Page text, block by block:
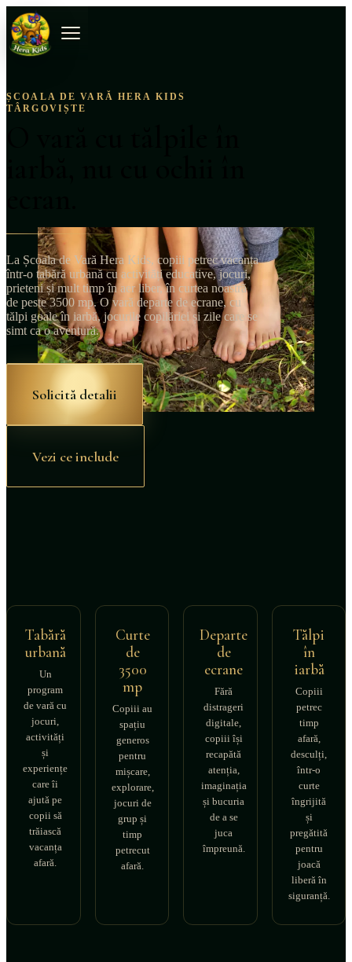
ȘCOALA DE VARĂ HERA KIDS
TÂRGOVIȘTE
La Școala de Vară Hera Kids, copiii trăiesc vacanța afară, cu
La Școala de Vară Hera Kids, copiii petrec vacanța
într-o tabără urbană cu activități educative, jocuri,
prieteni și mult timp în aer liber, în curtea noastră
de peste 3500 mp. O vară departe de ecrane, cu
tălpi goale în iarbă, jocurile copilăriei și zile care se
simt ca o aventură.
Solicită detalii
Vezi ce include
Tabără
urbană
Un
program
de vară cu
jocuri,
activități
și
experiențe
care îi
ajută pe
copii să
trăiască
vacanța
afară.
Curte
de
3500
mp
Copiii au
spațiu
generos
pentru
mișcare,
explorare,
jocuri de
grup și
timp
petrecut
afară.
Departe
de
ecrane
Fără
distrageri
digitale,
copiii își
recapătă
atenția,
imaginația
și bucuria
de a se
juca
împreună.
Tălpi
în
iarbă
Copiii
petrec
timp
afară,
desculți,
într-o
curte
îngrijită
și
pregătită
pentru
joacă
liberă în
siguranță.